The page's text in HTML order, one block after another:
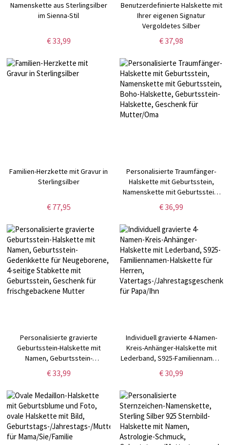
Namenskette aus Sterlingsilber
im Sienna-Stil
€ 33,99
Benutzerdefinierte Halskette mit
Ihrer eigenen Signatur
Vergoldetes Silber
€ 37,98
Familien-Herzkette mit Gravur in
Sterlingsilber
€ 77,95
Personalisierte Traumfänger-
Halskette mit Geburtsstein,
Namenskette mit Geburtsstein,
Boho-Halskette, Geburtsstein-
Halskette, Geschenk für
€ 36,99
Personalisierte gravierte
Geburtsstein-Halskette mit
Namen, Geburtsstein-
Gedenkkette für Neugeborene,
4-seitige Stabkette mit
frischgebackene Mutter
€ 33,99
Individuell gravierte 4-Namen-
Kreis-Anhänger-Halskette mit
Lederband, S925-Familiennamen-
Halskette für Herren,
Vatertags-/Jahrestagsgeschenk
€ 30,99